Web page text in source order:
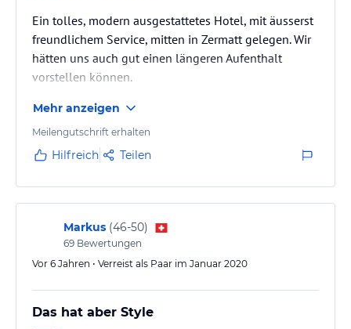
Ein tolles, modern ausgestattetes Hotel, mit äusserst
freundlichem Service, mitten in Zermatt gelegen. Wir
hätten uns auch gut einen längeren Aufenthalt
vorstellen können.
Mehr anzeigen
Meilengutschrift erhalten
Hilfreich Teilen
Markus (46-50)
69 Bewertungen
Vor 6 Jahren • Verreist als Paar im Januar 2020
Das hat aber Style